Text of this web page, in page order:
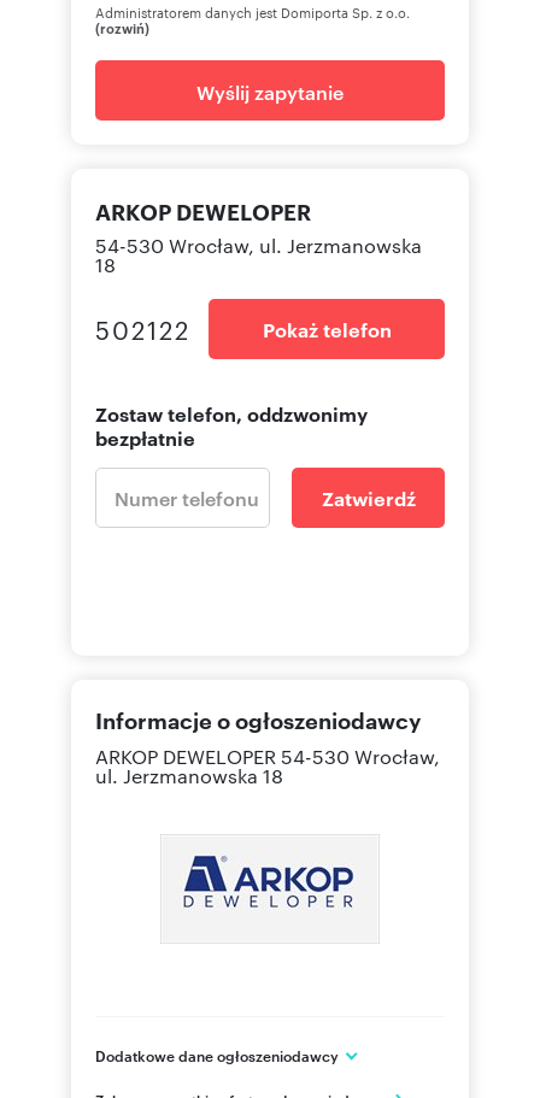
Administratorem danych jest Domiporta Sp. z o.o.
(rozwiń)
Wyślij zapytanie
ARKOP DEWELOPER
54-530 Wrocław, ul. Jerzmanowska
18
502122 Pokaż telefon
Zostaw telefon, oddzwonimy
bezpłatnie
Zatwierdź
Informacje o ogłoszeniodawcy
ARKOP DEWELOPER 54-530 Wrocław,
ul. Jerzmanowska 18
Dodatkowe dane ogłoszeniodawcy